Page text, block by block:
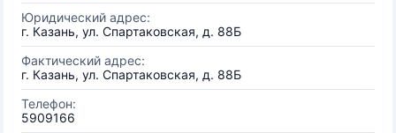
Юридический адрес:
г. Казань, ул. Спартаковская, д. 88Б
Фактический адрес:
г. Казань, ул. Спартаковская, д. 88Б
Телефон:
5909166